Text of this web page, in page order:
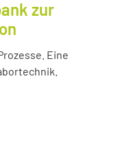
zur
Eine